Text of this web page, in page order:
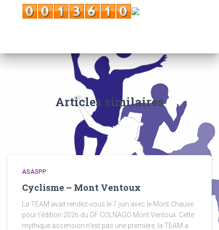
Articles similaires
ASASPP
Cyclisme – Mont Ventoux
La TEAM avait rendez-vous le 7 juin avec le Mont Chauve
pour l’édition 2026 du GF COLNAGO Mont Ventoux. Cette
mythique ascension n’est pas une première, la TEAM a